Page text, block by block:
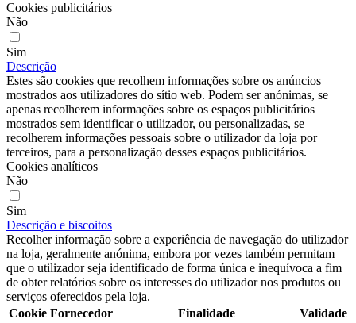
Cookies publicitários
Não
Sim
Descrição
Estes são cookies que recolhem informações sobre os anúncios
mostrados aos utilizadores do sítio web. Podem ser anónimas, se
apenas recolherem informações sobre os espaços publicitários
mostrados sem identificar o utilizador, ou personalizadas, se
recolherem informações pessoais sobre o utilizador da loja por
terceiros, para a personalização desses espaços publicitários.
Cookies analíticos
Não
Sim
Descrição e biscoitos
Recolher informação sobre a experiência de navegação do utilizador
na loja, geralmente anónima, embora por vezes também permitam
que o utilizador seja identificado de forma única e inequívoca a fim
de obter relatórios sobre os interesses do utilizador nos produtos ou
serviços oferecidos pela loja.
Cookie Fornecedor Finalidade Validade